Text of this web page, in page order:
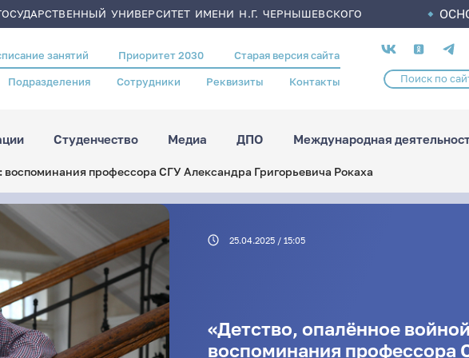
УНИВЕРСИТЕТ ИМЕНИ Н.Г. ЧЕРНЫШЕВСКОГО
занятий Приоритет 2030 Старая версия сайта
Подразделения Сотрудники Реквизиты Контакты
Социальные
сети
Студенчество Медиа ДПО Международная
профессора СГУ Александра Григорьевича Рокаха
25.04.2025 / 15:05
«Детство, опалённое
воспоминания профессора